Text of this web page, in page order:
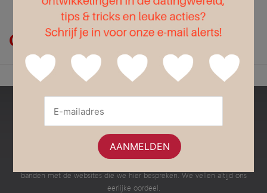
Flirt Liefde Seks
Op zoek naar winactie?
Bestedatingsites.nl
Dit is een onafhankelijke website met informatie en advies over de
verschillende Nederlandse datingsites en dating apps. Wij hebben geen
banden met de websites die we hier bespreken. We vellen altijd ons
eerlijke oordeel.